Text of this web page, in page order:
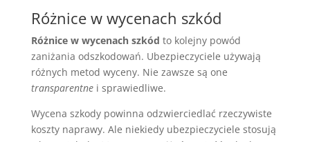
Różnice w wycenach szkód
Różnice w wycenach szkód to kolejny powód
zaniżania odszkodowań. Ubezpieczyciele używają
różnych metod wyceny. Nie zawsze są one
transparentnei sprawiedliwe.
Wycena szkody powinna odzwierciedlać rzeczywiste
koszty naprawy. Ale niekiedy ubezpieczyciele stosują